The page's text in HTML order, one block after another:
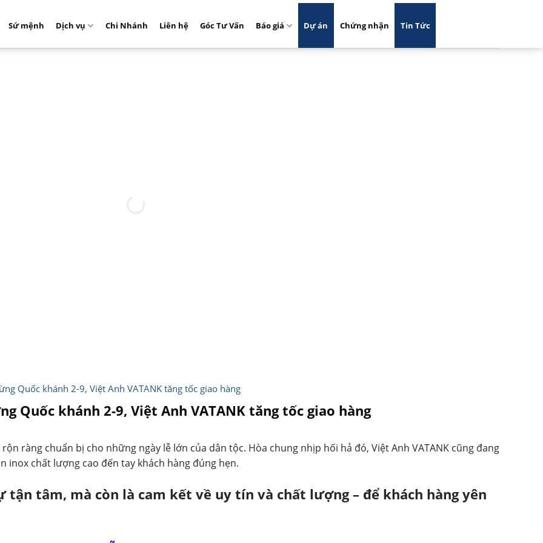
Sứ mệnh Dịch vụ Chi Nhánh Liên hệ Góc Tư Vấn Báo giá Dự án Chứng nhận Tin Tức
Quốc khánh 2-9, Việt Anh VATANK tăng tốc giao hàng
Quốc khánh 2-9, Việt Anh VATANK tăng tốc giao hàng
ràng chuẩn bị cho những ngày lễ lớn của dân tộc. Hòa chung nhịp hối hả đó, Việt Anh VATANK cũng đang
chất lượng cao đến tay khách hàng đúng hẹn.
tận tâm, mà còn là cam kết về uy tín và chất lượng – để khách hàng yên